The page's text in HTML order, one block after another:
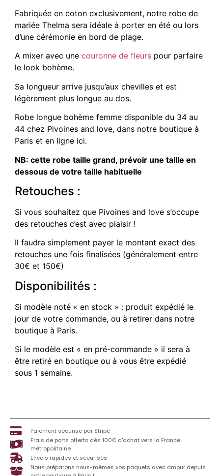
Fabriquée en coton exclusivement, notre robe de
mariée Thelma sera idéale à porter en été ou lors
d’une cérémonie en bord de plage.
A mixer avec une couronne de fleurs pour parfaire
le look bohème.
Sa longueur arrive jusqu’aux chevilles et est
légèrement plus longue au dos.
Robe longue bohème femme disponible du 34 au
44 chez Pivoines and love, dans notre boutique à
Paris et en ligne ici.
NB: cette robe taille grand, prévoir une taille en
dessous de votre taille habituelle
Retouches :
Si vous souhaitez que Pivoines and love s’occupe
des retouches c’est avec plaisir !
Il faudra simplement payer le montant exact des
retouches une fois finalisées (généralement entre
30€ et 150€)
Disponibilités :
Si modèle noté « en stock » : produit expédié le
jour de votre commande, ou à retirer dans notre
boutique à Paris.
Si le modèle est « en pré-commande » il sera à
être retiré en boutique ou à vous être expédié
sous 1 semaine.
Paiement sécurisé par Stripe
Frais de ports offerts dès 100€ d'achat vers la France
métropolitaine
Envois rapides et sécurisés
Nous préparons nous-mêmes vos paquets avec amour depuis